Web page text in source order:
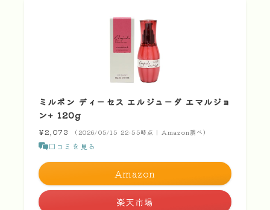
ミルボン ディーセス エルジューダ エマルジョ
ン+ 120g
¥2,073 （2026/05/15 22:55時点 | Amazon調べ）
口コミを見る
Amazon
楽天市場